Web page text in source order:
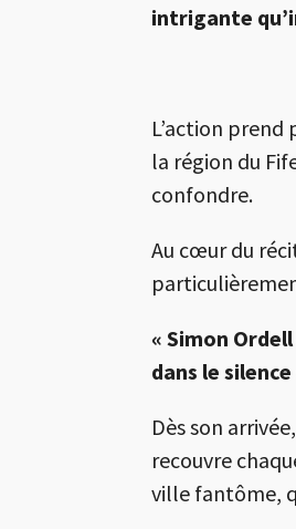
intrigante
L’action
la région du
confondre.
Au cœur du
« Simon
dans le
Dès son
recouvre
ville fantôme,